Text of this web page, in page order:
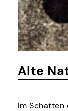
Alte
Im Schatten